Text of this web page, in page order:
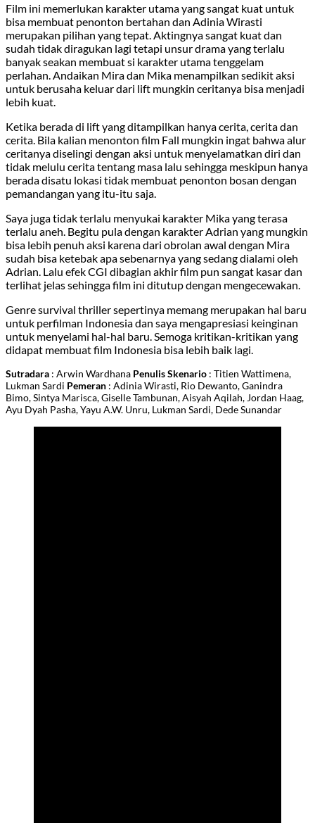
Film ini memerlukan karakter utama yang sangat kuat untuk
bisa membuat penonton bertahan dan Adinia Wirasti
merupakan pilihan yang tepat. Aktingnya sangat kuat dan
sudah tidak diragukan lagi tetapi unsur drama yang terlalu
banyak seakan membuat si karakter utama tenggelam
perlahan. Andaikan Mira dan Mika menampilkan sedikit aksi
untuk berusaha keluar dari lift mungkin ceritanya bisa menjadi
lebih kuat.
Ketika berada di lift yang ditampilkan hanya cerita, cerita dan
cerita. Bila kalian menonton film Fall mungkin ingat bahwa alur
ceritanya diselingi dengan aksi untuk menyelamatkan diri dan
tidak melulu cerita tentang masa lalu sehingga meskipun hanya
berada disatu lokasi tidak membuat penonton bosan dengan
pemandangan yang itu-itu saja.
Saya juga tidak terlalu menyukai karakter Mika yang terasa
terlalu aneh. Begitu pula dengan karakter Adrian yang mungkin
bisa lebih penuh aksi karena dari obrolan awal dengan Mira
sudah bisa ketebak apa sebenarnya yang sedang dialami oleh
Adrian. Lalu efek CGI dibagian akhir film pun sangat kasar dan
terlihat jelas sehingga film ini ditutup dengan mengecewakan.
Genre survival thriller sepertinya memang merupakan hal baru
untuk perfilman Indonesia dan saya mengapresiasi keinginan
untuk menyelami hal-hal baru. Semoga kritikan-kritikan yang
didapat membuat film Indonesia bisa lebih baik lagi.
Sutradara : Arwin Wardhana Penulis Skenario : Titien Wattimena,
Lukman Sardi Pemeran : Adinia Wirasti, Rio Dewanto, Ganindra
Bimo, Sintya Marisca, Giselle Tambunan, Aisyah Aqilah, Jordan Haag,
Ayu Dyah Pasha, Yayu A.W. Unru, Lukman Sardi, Dede Sunandar